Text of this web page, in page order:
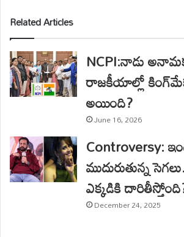
Related Articles
NCPI:నాడు
రాజకీయాల్లో
అయింది?
June 16, 2026
Controversy:
ముదురుతున్న
ఎక్కడికి
December 24, 2025